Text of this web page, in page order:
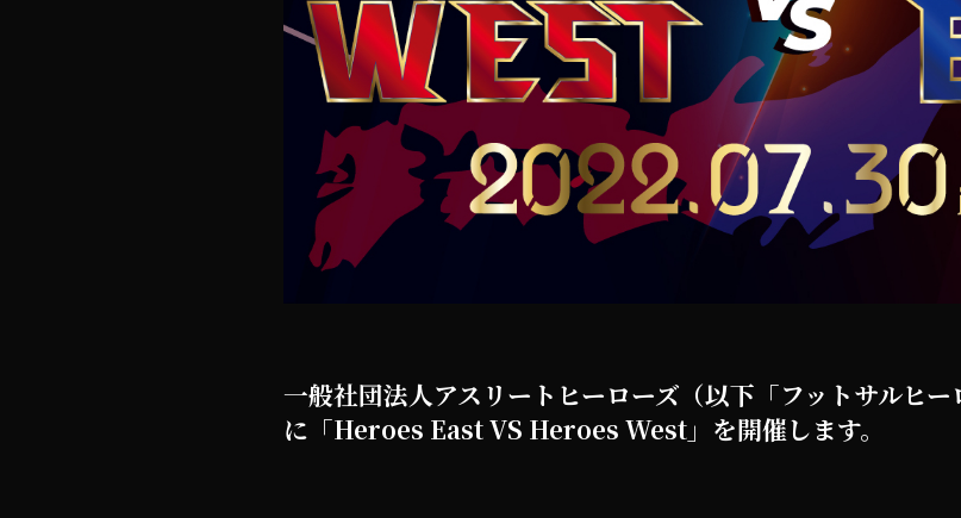
一般社団法人アスリートヒーローズ（以下「フットサルヒ
に「Heroes East VS Heroes West」を開催します。